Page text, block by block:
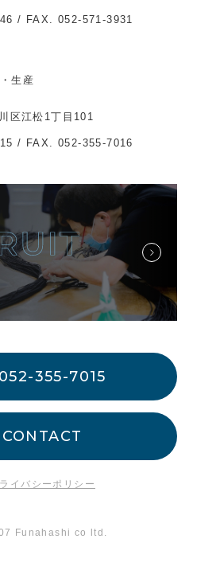
/ FAX. 052-571-3931
生産
区江松1丁目101
/ FAX. 052-355-7016
052-355-7015
CONTACT
イバシーポリシー
Funahashi co ltd.